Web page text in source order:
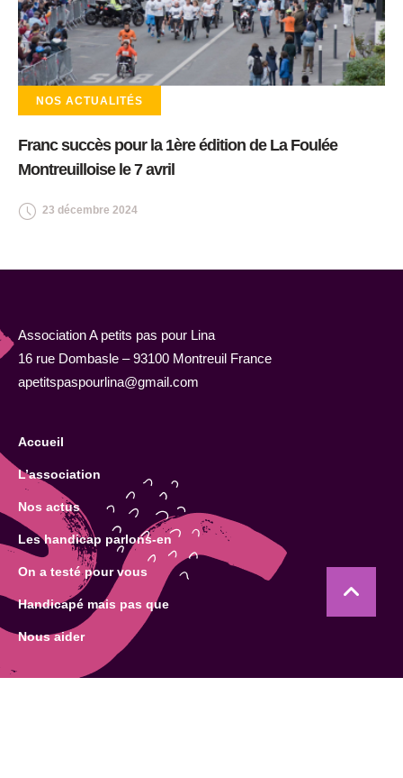
NOS ACTUALITÉS
Franc succès pour la 1ère édition de La Foulée
Montreuilloise le 7 avril
23 décembre 2024
Association A petits pas pour Lina
16 rue Dombasle – 93100 Montreuil France
apetitspaspourlina@gmail.com
Accueil
L’association
Nos actus
Les handicap parlons-en
On a testé pour vous
Handicapé mais pas que
Nous aider